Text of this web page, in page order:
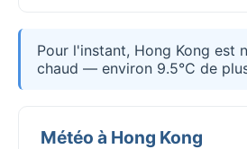
Pour l'instant, Hong Kong est
chaud — environ 9.5°C de
Météo à Hong Kong